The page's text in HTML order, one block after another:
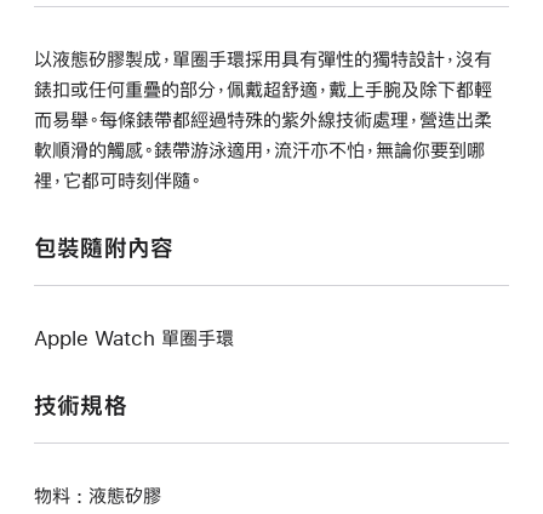
以液態矽膠製成，單圈手環採用具有彈性的獨特設計，沒有
錶扣或任何重疊的部分，佩戴超舒適，戴上手腕及除下都輕
而易舉。每條錶帶都經過特殊的紫外線技術處理，營造出柔
軟順滑的觸感。錶帶游泳適用，流汗亦不怕，無論你要到哪
裡，它都可時刻伴隨。
包裝隨附內容
Apple Watch 單圈手環
技術規格
物料 : 液態矽膠